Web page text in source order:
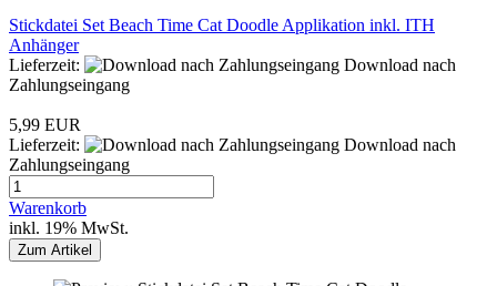
Stickdatei Set Beach Time Cat Doodle Applikation inkl. ITH
Anhänger
Lieferzeit:
Download nach
Zahlungseingang
5,99 EUR
Lieferzeit:
Download nach
Zahlungseingang
Warenkorb
inkl. 19% MwSt.
Zum Artikel